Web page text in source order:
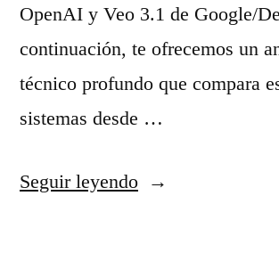
OpenAI y Veo 3.1 de Google/
continuación, te ofrecemos un
técnico profundo que compara
sistemas desde …
Seguir leyendo«